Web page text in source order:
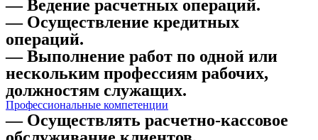
— Ведение расчетных операций.
— Осуществление кредитных
операций.
— Выполнение работ по одной или
нескольким профессиям рабочих,
должностям служащих.
Профессиональные компетенции
— Осуществлять расчетно-кассовое